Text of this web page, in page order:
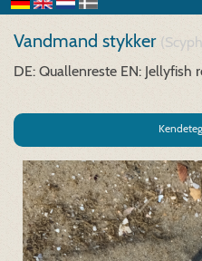
Vandmand stykker
DE: Quallenreste EN: Jellyfish